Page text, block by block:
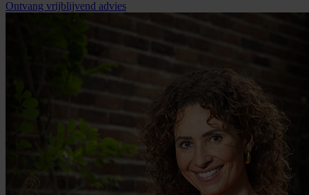
Ontvang vrijblijvend advies